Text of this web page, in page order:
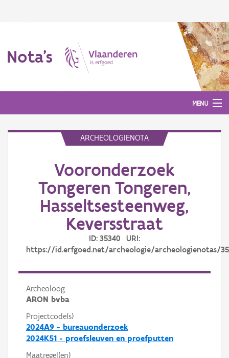
Nota's
MENU
ARCHEOLOGIENOTA
Vooronderzoek
Tongeren Tongeren,
Hasseltsesteenweg,
Keversstraat
ID: 35340 URI:
https://id.erfgoed.net/archeologie/archeologienotas/
Archeoloog
ARON bvba
Projectcode(s)
2024A9 - bureauonderzoek
2024K51 - proefsleuven en proefputten
Maatregel(en)